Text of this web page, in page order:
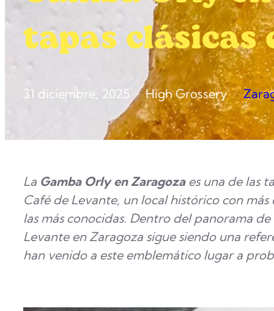
tapas clásicas
31 diciembre, 2025 / High Grossery /
La Gamba Orly en Zaragozaes una de las
Café de Levante, un local histórico con
las más conocidas. Dentro del panorama
Levante en Zaragoza sigue siendo una
han venido a este emblemático lugar a